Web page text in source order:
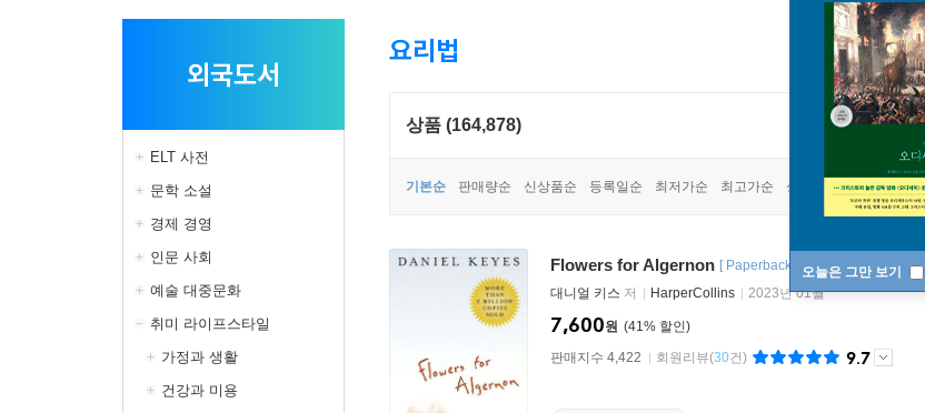
오늘은 그만 보기
외국도서
ELT 사전
문학 소설
경제 경영
인문 사회
예술 대중문화
취미 라이프스타일
가정과 생활
건강과 미용
요리법
상품 (164,878)
기본순 판매량순 신상품순 등록일순 최저가순 최고가순 상품명순
Flowers for Algernon [ Paperback International Edition]
대니얼 키스 저 HarperCollins 2023년 01월
41%
7,600원
판매지수 4,422
회원리뷰(30건) 9.7